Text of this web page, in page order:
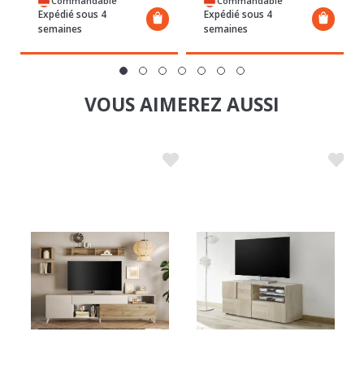
Expédié sous 4
semaines
Expédié sous 4
semaines
VOUS AIMEREZ AUSSI